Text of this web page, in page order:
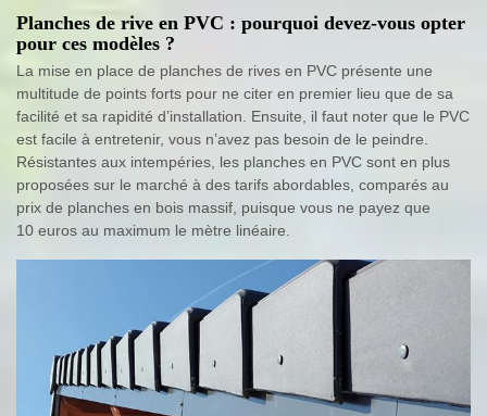
Planches de rive en PVC : pourquoi devez-vous opter
pour ces modèles ?
La mise en place de planches de rives en PVC présente une
multitude de points forts pour ne citer en premier lieu que de sa
facilité et sa rapidité d’installation. Ensuite, il faut noter que le PVC
est facile à entretenir, vous n’avez pas besoin de le peindre.
Résistantes aux intempéries, les planches en PVC sont en plus
proposées sur le marché à des tarifs abordables, comparés au
prix de planches en bois massif, puisque vous ne payez que
10 euros au maximum le mètre linéaire.